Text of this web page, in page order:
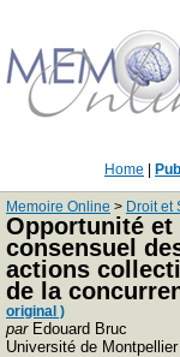
Home
Memoire Online > Droit et
Opportunité et
consensuel
actions
de la
original )
parEdouard Bruc
Université de